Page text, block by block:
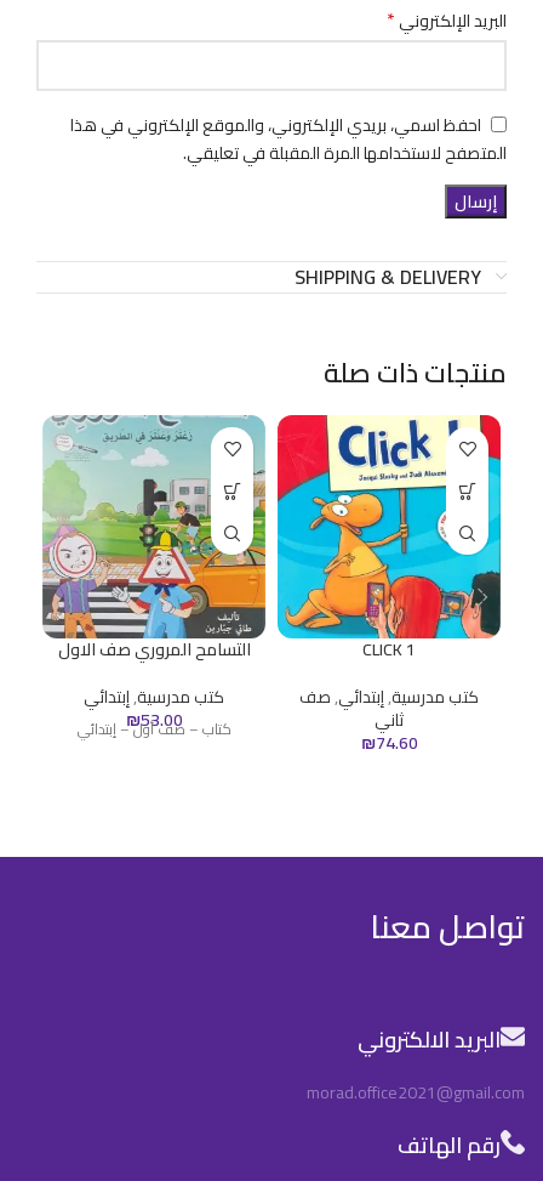
البريد الإلكتروني*
احفظ اسمي، بريدي الإلكتروني، والموقع الإلكتروني في هذا
المتصفح لاستخدامها المرة المقبلة في تعليقي.
SHIPPING & DELIVERY
منتجات ذات صلة
CLICK 1
كتب مدرسية,إبتدائي,صف
ثاني
₪74.60
التسامح المروري صف الاول
كتب مدرسية,إبتدائي
₪53.00
كتاب – صف أول – إبتدائي
تواصل معنا
البريد الالكتروني
morad.office2021@gmail.com
رقم الهاتف